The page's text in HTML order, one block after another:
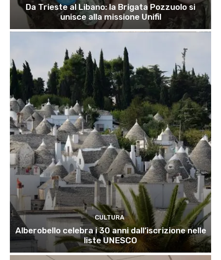
Da Trieste al Libano: la Brigata Pozzuolo si
unisce alla missione Unifil
CULTURA
Alberobello celebra i 30 anni dall’iscrizione nelle
liste UNESCO